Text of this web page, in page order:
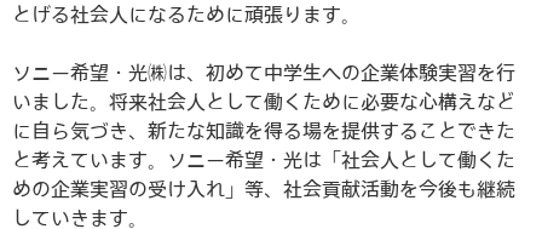
とげる社会人になるために頑張ります。
ソニー希望・光㈱は、初めて中学生への企業体験実習を行
いました。将来社会人として働くために必要な心構えなど
に自ら気づき、新たな知識を得る場を提供することできた
と考えています。ソニー希望・光は「社会人として働くた
めの企業実習の受け入れ」等、社会貢献活動を今後も継続
していきます。